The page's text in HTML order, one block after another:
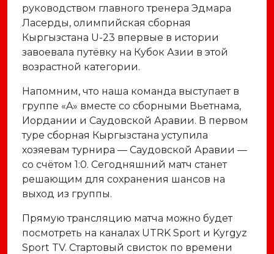
руководством главного тренера Эдмара
Ласерды, олимпийская сборная
Кыргызстана U-23 впервые в истории
завоевала путёвку на Кубок Азии в этой
возрастной категории.
Напомним, что наша команда выступает в
группе «A» вместе со сборными Вьетнама,
Иордании и Саудовской Аравии. В первом
туре сборная Кыргызстана уступила
хозяевам турнира — Саудовской Аравии —
со счётом 1:0. Сегодняшний матч станет
решающим для сохранения шансов на
выход из группы.
Прямую трансляцию матча можно будет
посмотреть на каналах UTRK Sport и Kyrgyz
Sport TV. Стартовый свисток по времени